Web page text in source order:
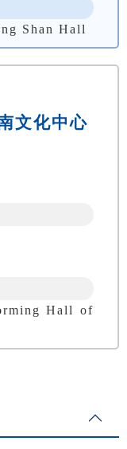
Shan Hall
文化中心
Hall of